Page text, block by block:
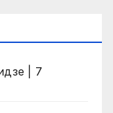
| 7